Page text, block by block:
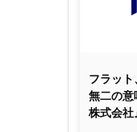
フラッ
無二の
株式会社